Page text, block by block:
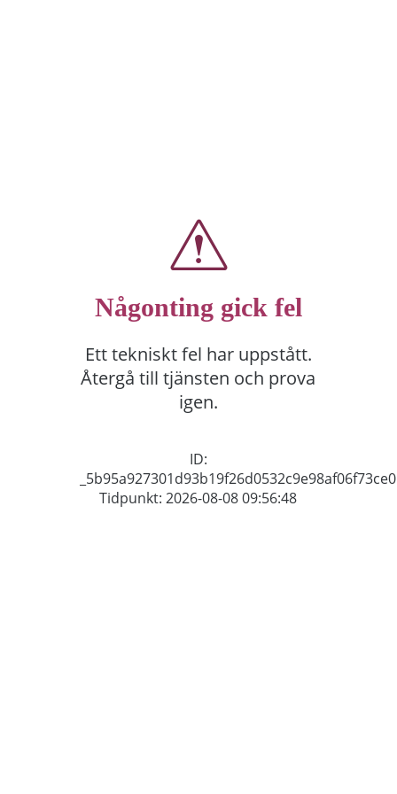
Någonting gick fel
Ett tekniskt fel har uppstått.
Återgå till tjänsten och prova
igen.
ID:
_5b95a927301d93b19f26d0532c9e98af06f73ce0
Tidpunkt: 2026-08-08 09:56:48